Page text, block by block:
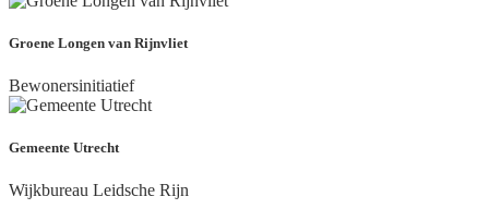
Groene Longen van Rijnvliet
Bewonersinitiatief
Gemeente Utrecht
Wijkbureau Leidsche Rijn